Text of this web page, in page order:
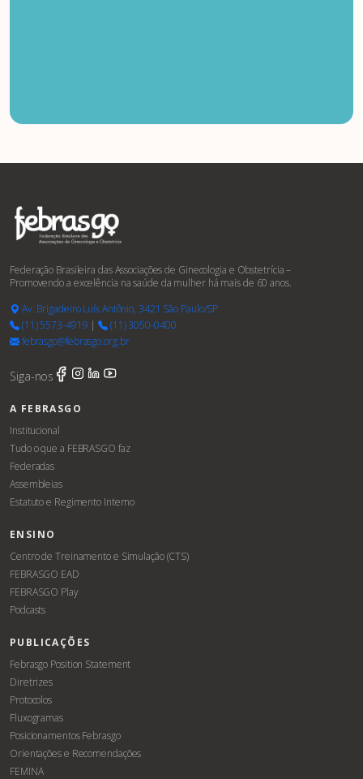
Federação Brasileira das Associações de Ginecologia e Obstetrícia –
Promovendo a excelência na saúde da mulher há mais de 60 anos.
Av. Brigadeiro Luís Antônio, 3421 São Paulo/SP
(11) 5573-4919 |
(11) 3050-0400
febrasgo@febrasgo.org.br
Siga-nos
A FEBRASGO
Institucional
Tudo o que a FEBRASGO faz
Federadas
Assembleias
Estatuto e Regimento Interno
ENSINO
Centro de Treinamento e Simulação (CTS)
FEBRASGO EAD
FEBRASGO Play
Podcasts
PUBLICAÇÕES
Febrasgo Position Statement
Diretrizes
Protocolos
Fluxogramas
Posicionamentos Febrasgo
Orientações e Recomendações
FEMINA